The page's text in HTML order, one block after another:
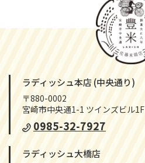
ラディッシュ本店 (中央通り)
〒880-0002
宮崎市中央通1-1 ツインズビル1F
0985-32-7927
ラディッシュ大橋店